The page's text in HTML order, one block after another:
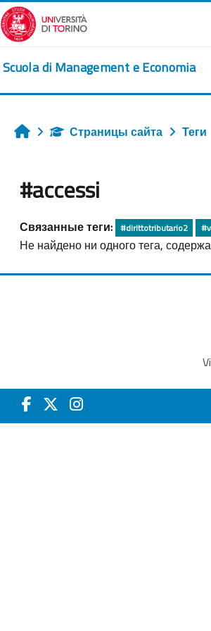
Перейти к основному содержанию
Scuola di Management e Economia
ГлавнаяСтраницы сайта Теги
#accessi
Связанные теги: #dirittotributario2
Не найдено ни одного тега,